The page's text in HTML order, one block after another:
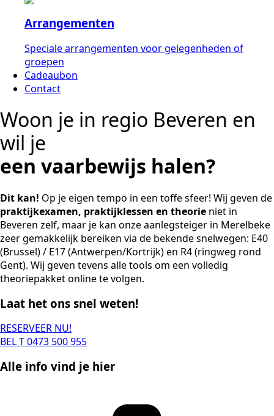
Arrangementen
Speciale arrangementen voor gelegenheden of
groepen
Cadeaubon
Contact
Woon je in regio Beveren en
wil je
een vaarbewijs halen?
Dit kan! Op je eigen tempo in een toffe sfeer! Wij geven de
praktijkexamen, praktijklessen en theorie niet in
Beveren zelf, maar je kan onze aanlegsteiger in Merelbeke
zeer gemakkelijk bereiken via de bekende snelwegen: E40
(Brussel) / E17 (Antwerpen/Kortrijk) en R4 (ringweg rond
Gent). Wij geven tevens alle tools om een volledig
theoriepakket online te volgen.
Laat het ons snel weten!
RESERVEER NU!
BEL T 0473 500 955
Alle info vind je hier